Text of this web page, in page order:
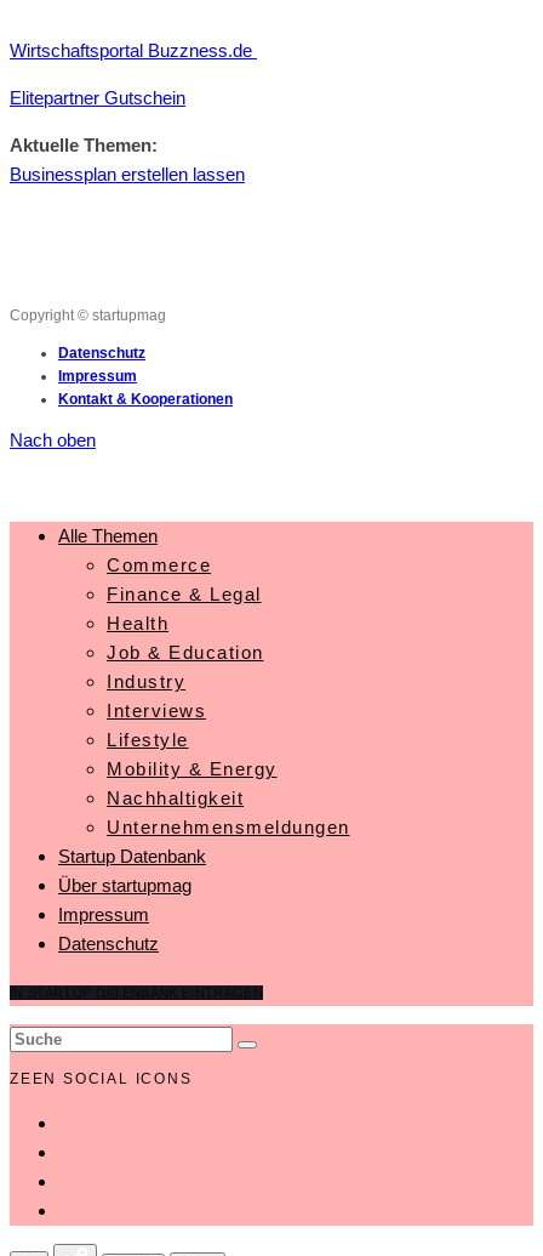
Wirtschaftsportal Buzzness.de
Elitepartner Gutschein
Aktuelle Themen:
Businessplan erstellen lassen
Copyright © startupmag
Datenschutz
Impressum
Kontakt & Kooperationen
Nach oben
Alle Themen
Commerce
Finance & Legal
Health
Job & Education
Industry
Interviews
Lifestyle
Mobility & Energy
Nachhaltigkeit
Unternehmensmeldungen
Startup Datenbank
Über startupmag
Impressum
Datenschutz
ZEEN SOCIAL ICONS